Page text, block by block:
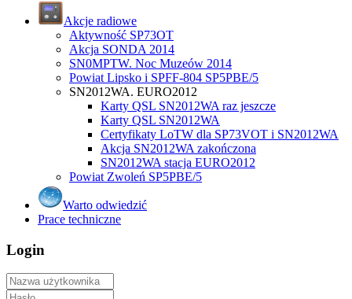
Akcje radiowe
Aktywność SP73OT
Akcja SONDA 2014
SN0MPTW. Noc Muzeów 2014
Powiat Lipsko i SPFF-804 SP5PBE/5
SN2012WA. EURO2012
Karty QSL SN2012WA raz jeszcze
Karty QSL SN2012WA
Certyfikaty LoTW dla SP73VOT i SN2012WA
Akcja SN2012WA zakończona
SN2012WA stacja EURO2012
Powiat Zwoleń SP5PBE/5
Warto odwiedzić
Prace techniczne
Login